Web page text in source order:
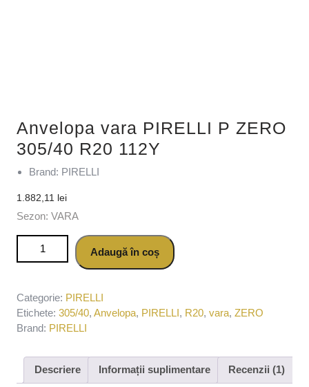
Anvelopa vara PIRELLI P ZERO
305/40 R20 112Y
Brand: PIRELLI
1.882,11 lei
Sezon: VARA
Cantitate Anvelopa vara PIRELLI P ZERO 305/40 R20 112Y
Adaugă în coș
Categorie: PIRELLI
Etichete: 305/40, Anvelopa, PIRELLI, R20, vara, ZERO
Brand: PIRELLI
Descriere Informații suplimentare Recenzii (1)